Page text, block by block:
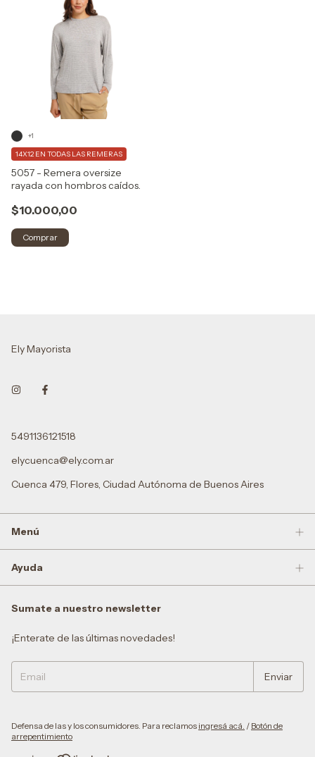
5057 - Remera oversize
rayada con hombros caídos.
$10.000,00
14X12 EN TODAS LAS REMERAS
+1
Comprar
Ely Mayorista
5491136121518
elycuenca@ely.com.ar
Cuenca 479, Flores, Ciudad Autónoma de Buenos Aires
Menú
Ayuda
Sumate a nuestro newsletter
¡Enterate de las últimas novedades!
Defensa de las y los consumidores. Para reclamos ingresá acá. / Botón de
arrepentimiento